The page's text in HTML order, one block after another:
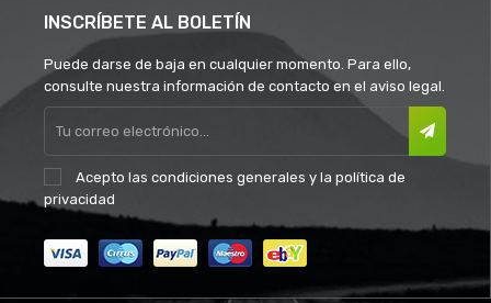
INSCRÍBETE AL BOLETÍN
Puede darse de baja en cualquier momento. Para ello,
consulte nuestra información de contacto en el aviso legal.
Acepto las condiciones generales y la política de
privacidad